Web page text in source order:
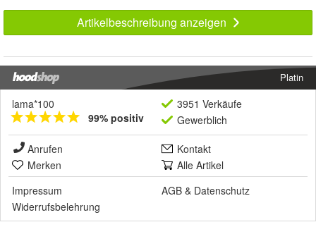
Artikelbeschreibung anzeigen
Platin
lama*100
99% positiv
3951 Verkäufe
Gewerblich
Anrufen
Kontakt
Merken
Alle Artikel
Impressum
AGB & Datenschutz
Widerrufsbelehrung